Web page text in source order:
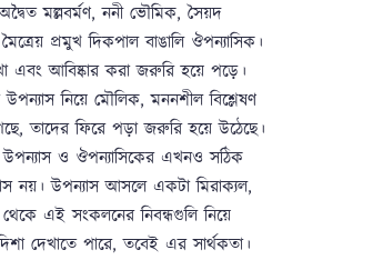
অদ্বৈত মল্লবর্মণ, ননী ভৌমিক, সৈয়দ
প্রমুখ দিকপাল বাঙালি ঔপন্যাসিক।
এবং আবিষ্কার করা জরুরি হয়ে পড়ে।
নিয়ে মৌলিক, মননশীল বিশ্লেষণ
তাদের ফিরে পড়া জরুরি হয়ে উঠেছে।
উপন্যাস ও ঔপন্যাসিকের এখনও সঠিক
নয়। উপন্যাস আসলে একটা মিরাক্যল,
এই সংকলনের নিবন্ধগুলি নিয়ে
দেখাতে পারে, তবেই এর সার্থকতা।